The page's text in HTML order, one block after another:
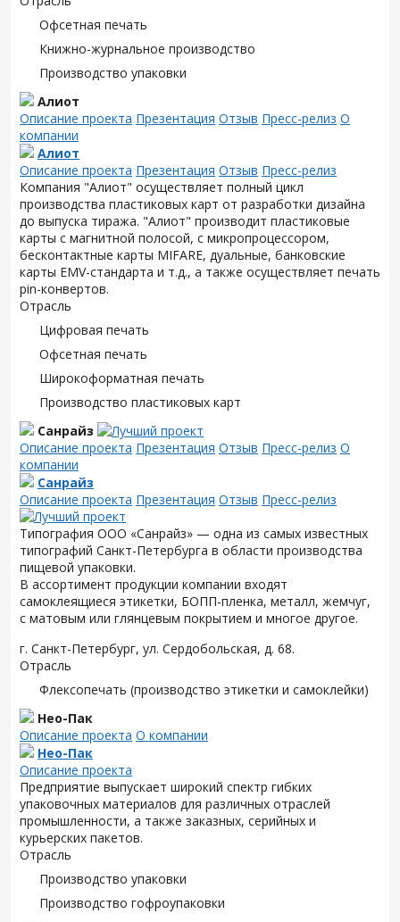
Офсетная печать
Книжно-журнальное производство
Производство упаковки
Алиот
Описание проекта Презентация Отзыв Пресс-релиз О
компании
Алиот
Описание проекта Презентация Отзыв Пресс-релиз
Компания "Алиот" осуществляет полный цикл
производства пластиковых карт от разработки дизайна
до выпуска тиража. "Алиот" производит пластиковые
карты с магнитной полосой, с микропроцессором,
бесконтактные карты MIFARE, дуальные, банковские
карты EMV-стандарта и т.д., а также осуществляет печать
pin-конвертов.
Отрасль
Цифровая печать
Офсетная печать
Широкоформатная печать
Производство пластиковых карт
Санрайз
Описание проекта Презентация Отзыв Пресс-релиз О
компании
Санрайз
Описание проекта Презентация Отзыв Пресс-релиз
Типография ООО «Санрайз» — одна из самых известных
типографий Санкт-Петербурга в области производства
пищевой упаковки.
В ассортимент продукции компании входят
самоклеящиеся этикетки, БОПП-пленка, металл, жемчуг,
с матовым или глянцевым покрытием и многое другое.
г. Санкт-Петербург, ул. Сердобольская, д. 68.
Отрасль
Флексопечать (производство этикетки и самоклейки)
Нео-Пак
Описание проекта О компании
Нео-Пак
Описание проекта
Предприятие выпускает широкий спектр гибких
упаковочных материалов для различных отраслей
промышленности, а также заказных, серийных и
курьерских пакетов.
Отрасль
Производство упаковки
Производство гофроупаковки